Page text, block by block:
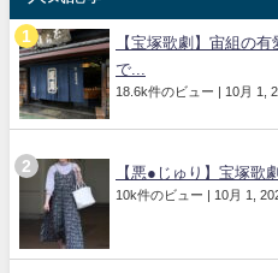
【宝塚歌劇】宙組の
で...
18.6k件のビュー | 10月 1,
【悪●じゅり】宝塚歌
10k件のビュー | 10月 1,